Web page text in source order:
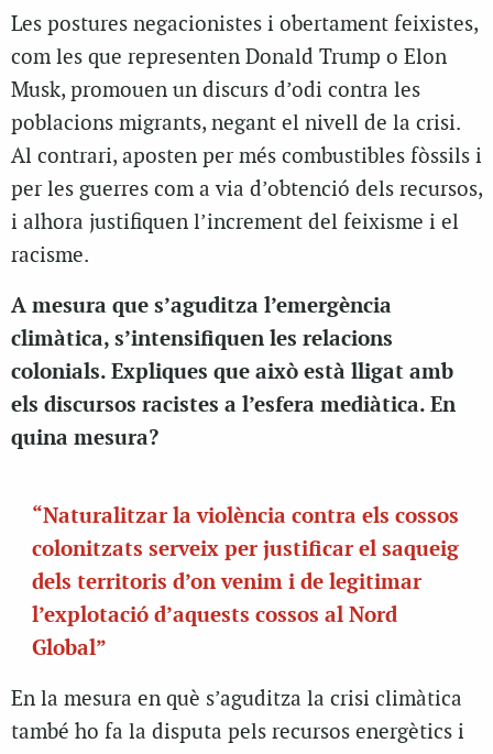
Les postures negacionistes i obertament feixistes,
com les que representen Donald Trump o Elon
Musk, promouen un discurs d’odi contra les
poblacions migrants, negant el nivell de la crisi.
Al contrari, aposten per més combustibles fòssils i
per les guerres com a via d’obtenció dels recursos,
i alhora justifiquen l’increment del feixisme i el
racisme.
A mesura que s’aguditza l’emergència
climàtica, s’intensifiquen les relacions
colonials. Expliques que això està lligat amb
els discursos racistes a l’esfera mediàtica. En
quina mesura?
“Naturalitzar la violència contra els cossos
colonitzats serveix per justificar el saqueig
dels territoris d’on venim i de legitimar
l’explotació d’aquests cossos al Nord
Global”
En la mesura en què s’aguditza la crisi climàtica
també ho fa la disputa pels recursos energètics i